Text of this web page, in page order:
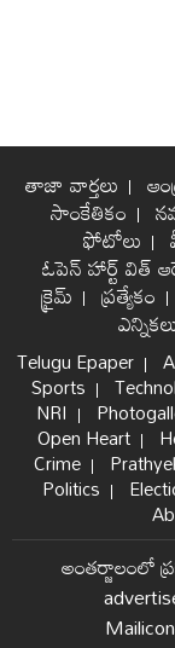
తాజా వార్తలు
సాంకేతికం
ఫోటోలు
ఓపెన్ హార్ట్ విత్
క్రైమ్ ప్రత్యేకం
Telugu Epaper
Sports
NRI
Open Heart
Crime
Politics
అంతర్జాలంలో